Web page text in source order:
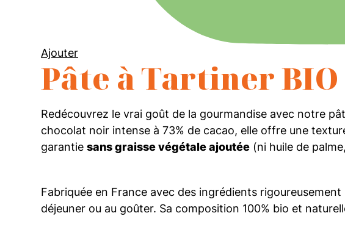
Ajouter
Pâte à Tartiner
Redécouvrez le vrai goût de la gourmandise avec notre
chocolat noir intense à 73% de cacao, elle offre une
garantie sans graisse végétale ajoutée (ni huile de
Fabriquée en France avec des ingrédients
déjeuner ou au goûter. Sa composition 100% bio et